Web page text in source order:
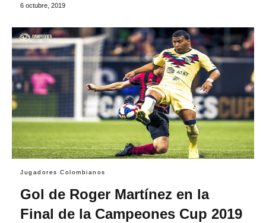
6 octubre, 2019
Jugadores Colombianos
Gol de Roger Martínez en la
Final de la Campeones Cup 2019